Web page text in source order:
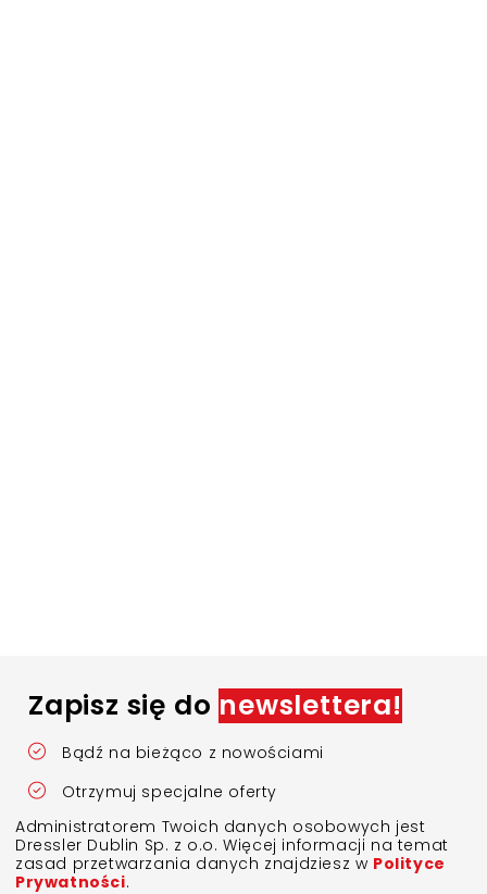
Zapisz się do newslettera!
Bądź na bieżąco z nowościami
Otrzymuj specjalne oferty
Administratorem Twoich danych osobowych jest
Dressler Dublin Sp. z o.o. Więcej informacji na temat
zasad przetwarzania danych znajdziesz w Polityce
Prywatności.